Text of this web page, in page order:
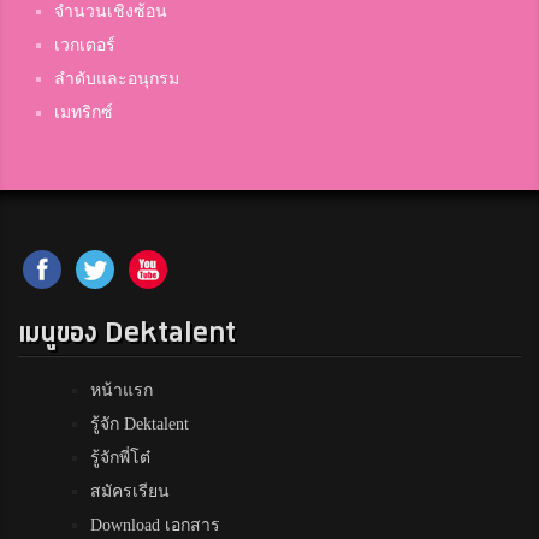
จำนวนเชิงซ้อน
เวกเตอร์
ลำดับและอนุกรม
เมทริกซ์
เมนูของ Dektalent
หน้าแรก
รู้จัก Dektalent
รู้จักพี่โต๋
สมัครเรียน
Download เอกสาร